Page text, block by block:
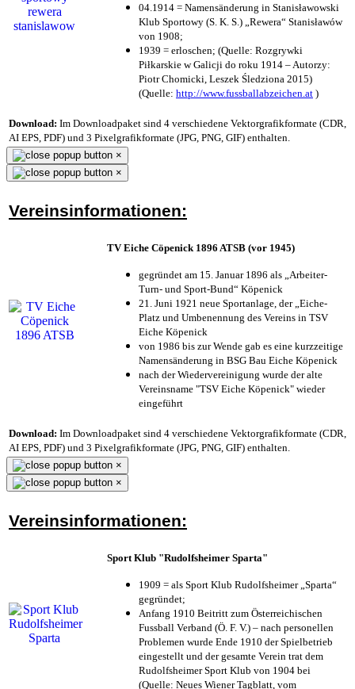
04.1914 = Namensänderung in Stanisławowski
Klub Sportowy (S. K. S.) „Rewera“ Stanisławów
von 1908;
1939 = erloschen; (Quelle: Rozgrywki
Piłkarskie w Galicji do roku 1914 – Autorzy:
Piotr Chomicki, Leszek Śledziona 2015)
(Quelle: http://www.fussballabzeichen.at )
Download: Im Downloadpaket sind 4 verschiedene Vektorgrafikformate (CDR,
AI EPS, PDF) und 3 Pixelgrafikformate (JPG, PNG, GIF) enthalten.
×
×
Vereinsinformationen:
TV Eiche Cöpenick 1896 ATSB (vor 1945)
gegründet am 15. Januar 1896 als „Arbeiter-
Turn- und Sport-Bund“ Köpenick
21. Juni 1921 neue Sportanlage, der „Eiche-
Platz und Umbenennung des Vereins in TSV
Eiche Köpenick
von 1986 bis zur Wende gab es eine kurzzeitige
Namensänderung in BSG Bau Eiche Köpenick
nach der Wiedervereinigung wurde der alte
Vereinsname "TSV Eiche Köpenick" wieder
eingeführt
Download: Im Downloadpaket sind 4 verschiedene Vektorgrafikformate (CDR,
AI EPS, PDF) und 3 Pixelgrafikformate (JPG, PNG, GIF) enthalten.
×
×
Vereinsinformationen:
Sport Klub "Rudolfsheimer Sparta"
1909 = als Sport Klub Rudolfsheimer „Sparta“
gegründet;
Anfang 1910 Beitritt zum Österreichischen
Fussball Verband (Ö. F. V.) – nach personellen
Problemen wurde Ende 1910 der Spielbetrieb
eingestellt und der gesamte Verein trat dem
Rudolfsheimer Sport Klub von 1904 bei
(Quelle: Neues Wiener Tagblatt, vom